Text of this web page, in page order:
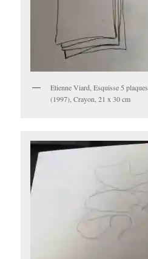
Etienne Viard, Esquisse 5 plaques
(1997), Crayon, 21 x 30 cm